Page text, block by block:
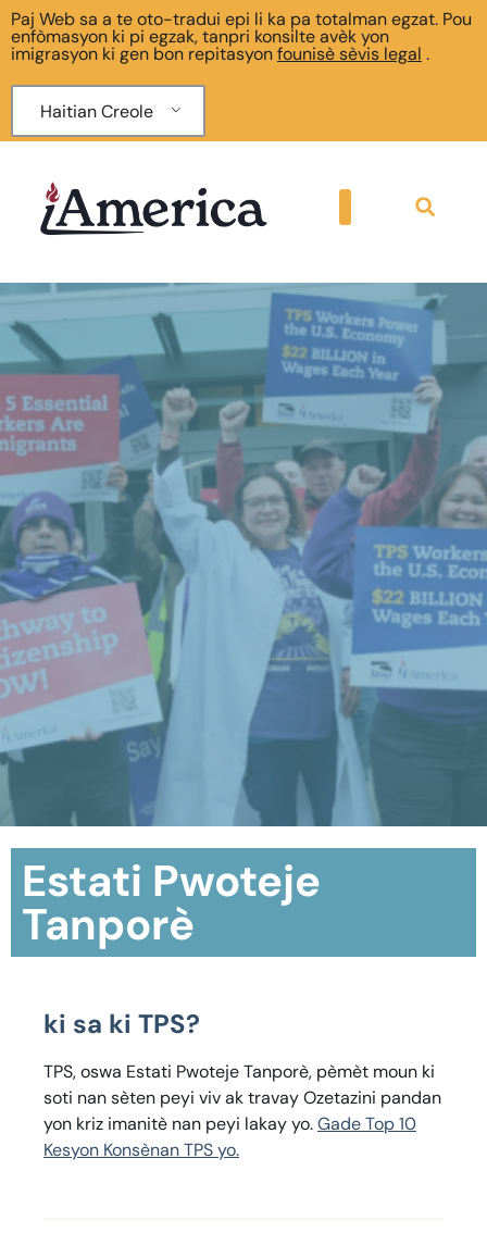
Paj Web sa a te oto-tradui epi li ka pa totalman egzat. Pou
enfòmasyon ki pi egzak, tanpri konsilte avèk yon
imigrasyon ki gen bon repitasyonfounisè sèvis legal .
Haitian Creole
Estati Pwoteje
Tanporè
ki sa ki TPS?
TPS, oswa Estati Pwoteje Tanporè, pèmèt moun ki
soti nan sèten peyi viv ak travay Ozetazini pandan
yon kriz imanitè nan peyi lakay yo.Gade Top 10
Kesyon Konsènan TPS yo.